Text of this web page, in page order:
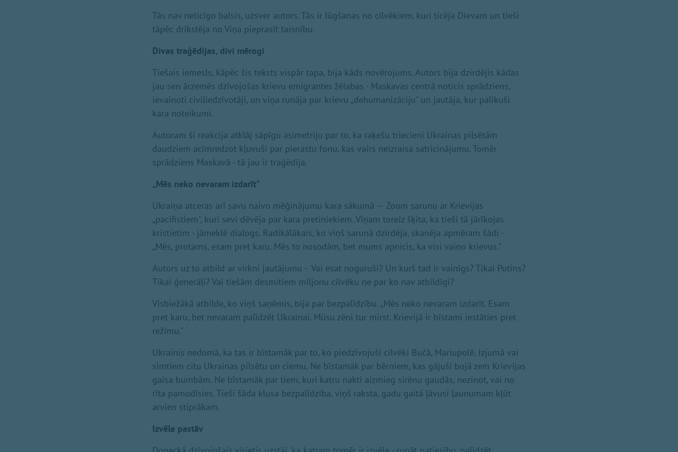
Tās nav neticīgo balsis, uzsver autors. Tās ir lūgšanas no cilvēkiem, kuri ticēja Dievam un tieši
tāpēc drīkstēja no Viņa pieprasīt taisnību.
Divas traģēdijas, divi mērogi
Tiešais iemesls, kāpēc šis teksts vispār tapa, bija kāds novērojums. Autors bija dzirdējis kādas
jau sen ārzemēs dzīvojošas krievu emigrantes žēlabas - Maskavas centrā noticis sprādziens,
ievainoti civiliedzīvotāji, un viņa runāja par krievu „dehumanizāciju" un jautāja, kur palikuši
kara noteikumi.
Autoram šī reakcija atklāj sāpīgu asimetriju par to, ka raķešu triecieni Ukrainas pilsētām
daudziem acīmredzot kļuvuši par pierastu fonu, kas vairs neizraisa satricinājumu. Tomēr
sprādziens Maskavā - tā jau ir traģēdija.
„Mēs neko nevaram izdarīt"
Ukraiņa atceras arī savu naivo mēģinājumu kara sākumā — Zoom sarunu ar Krievijas
„pacifistiem", kuri sevi dēvēja par kara pretiniekiem. Viņam toreiz šķita, ka tieši tā jārīkojas
kristietim - jāmeklē dialogs. Radikālākais, ko viņš sarunā dzirdēja, skanēja apmēram šādi -
„Mēs, protams, esam pret karu. Mēs to nosodām, bet mums apnicis, ka visi vaino krievus."
Autors uz to atbild ar virkni jautājumu - Vai esat noguruši? Un kurš tad ir vainīgs? Tikai Putins?
Tikai ģenerāļi? Vai tiešām desmitiem miljonu cilvēku ne par ko nav atbildīgi?
Visbiežākā atbilde, ko viņš saņēmis, bija par bezpalīdzību. „Mēs neko nevaram izdarīt. Esam
pret karu, bet nevaram palīdzēt Ukrainai. Mūsu zēni tur mirst. Krievijā ir bīstami iestāties pret
režīmu."
Ukrainis nedomā, ka tas ir bīstamāk par to, ko piedzīvojuši cilvēki Bučā, Mariupolē, Izjumā vai
simtiem citu Ukrainas pilsētu un ciemu. Ne bīstamāk par bērniem, kas gājuši bojā zem Krievijas
gaisa bumbām. Ne bīstamāk par tiem, kuri katru nakti aizmieg sirēnu gaudās, nezinot, vai no
rīta pamodīsies. Tieši šāda klusa bezpalīdzība, viņš raksta, gadu gaitā ļāvusi ļaunumam kļūt
arvien stiprākam.
Izvēle pastāv